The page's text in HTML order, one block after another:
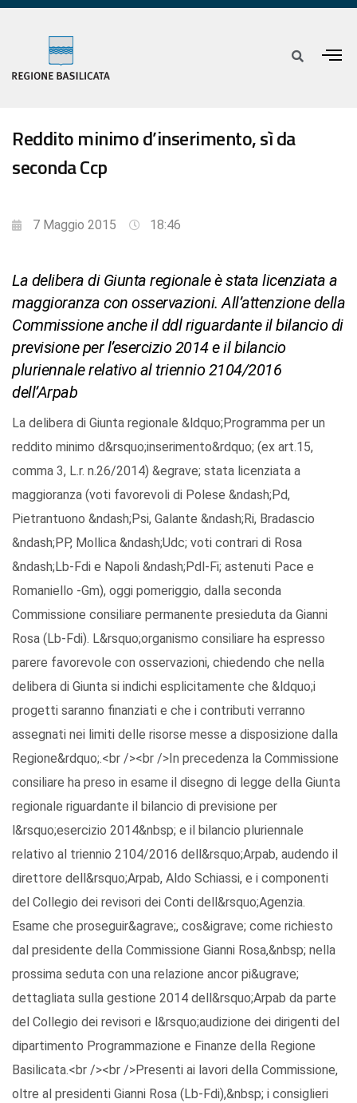
Reddito minimo d’inserimento, sì da
seconda Ccp
7 Maggio 2015 18:46
La delibera di Giunta regionale è stata licenziata a
maggioranza con osservazioni. All’attenzione della
Commissione anche il ddl riguardante il bilancio di
previsione per l’esercizio 2014 e il bilancio
pluriennale relativo al triennio 2104/2016
dell’Arpab
La delibera di Giunta regionale &ldquo;Programma per un
reddito minimo d&rsquo;inserimento&rdquo; (ex art.15,
comma 3, L.r. n.26/2014) &egrave; stata licenziata a
maggioranza (voti favorevoli di Polese &ndash;Pd,
Pietrantuono &ndash;Psi, Galante &ndash;Ri, Bradascio
&ndash;PP, Mollica &ndash;Udc; voti contrari di Rosa
&ndash;Lb-Fdi e Napoli &ndash;Pdl-Fi; astenuti Pace e
Romaniello -Gm), oggi pomeriggio, dalla seconda
Commissione consiliare permanente presieduta da Gianni
Rosa (Lb-Fdi). L&rsquo;organismo consiliare ha espresso
parere favorevole con osservazioni, chiedendo che nella
delibera di Giunta si indichi esplicitamente che &ldquo;i
progetti saranno finanziati e che i contributi verranno
assegnati nei limiti delle risorse messe a disposizione dalla
Regione&rdquo;.<br /><br />In precedenza la Commissione
consiliare ha preso in esame il disegno di legge della Giunta
regionale riguardante il bilancio di previsione per
l&rsquo;esercizio 2014&nbsp; e il bilancio pluriennale
relativo al triennio 2104/2016 dell&rsquo;Arpab, audendo il
direttore dell&rsquo;Arpab, Aldo Schiassi, e i componenti
del Collegio dei revisori dei Conti dell&rsquo;Agenzia.
Esame che proseguir&agrave;, cos&igrave; come richiesto
dal presidente della Commissione Gianni Rosa,&nbsp; nella
prossima seduta con una relazione ancor pi&ugrave;
dettagliata sulla gestione 2014 dell&rsquo;Arpab da parte
del Collegio dei revisori e l&rsquo;audizione dei dirigenti del
dipartimento Programmazione e Finanze della Regione
Basilicata.<br /><br />Presenti ai lavori della Commissione,
oltre al presidenti Gianni Rosa (Lb-Fdi),&nbsp; i consiglieri